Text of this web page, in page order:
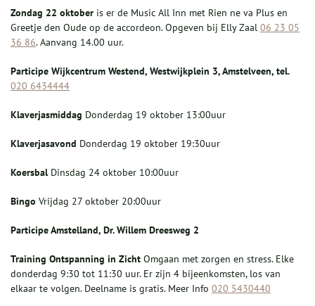
Zondag 22 oktober is er de Music All Inn met Rien ne va Plus en
Greetje den Oude op de accordeon. Opgeven bij Elly Zaal 06 23 05
36 86. Aanvang 14.00 uur.
Participe Wijkcentrum Westend, Westwijkplein 3, Amstelveen, tel.
020 6434444
Klaverjasmiddag Donderdag 19 oktober 13:00uur
Klaverjasavond Donderdag 19 oktober 19:30uur
Koersbal Dinsdag 24 oktober 10:00uur
Bingo Vrijdag 27 oktober 20:00uur
Participe Amstelland, Dr. Willem Dreesweg 2
Training Ontspanning in Zicht Omgaan met zorgen en stress. Elke
donderdag 9:30 tot 11:30 uur. Er zijn 4 bijeenkomsten, los van
elkaar te volgen. Deelname is gratis. Meer Info 020 5430440